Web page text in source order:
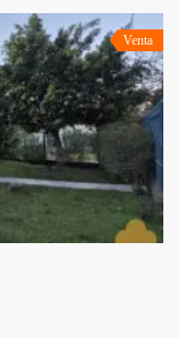
Venta